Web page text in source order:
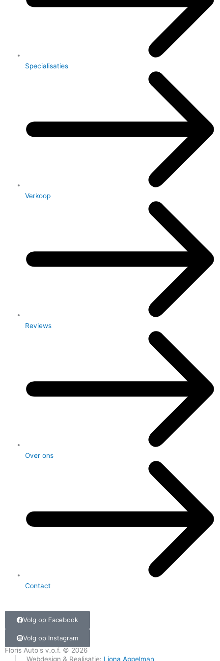
Specialisaties
Verkoop
Reviews
Over ons
Contact
Volg op Facebook
Volg op Instagram
Floris Auto's v.o.f. © 2026
| Webdesign & Realisatie: Liona Appelman